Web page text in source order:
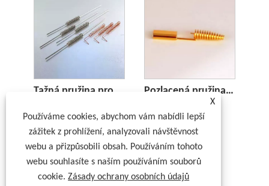
Pozlacená pružina pro senzory
X
Používáme cookies, abychom vám nabídli lepší
zážitek z prohlížení, analyzovali návštěvnost
webu a přizpůsobili obsah. Používáním tohoto
webu souhlasíte s naším používáním souborů
cookie.Zásady ochrany osobních údajů